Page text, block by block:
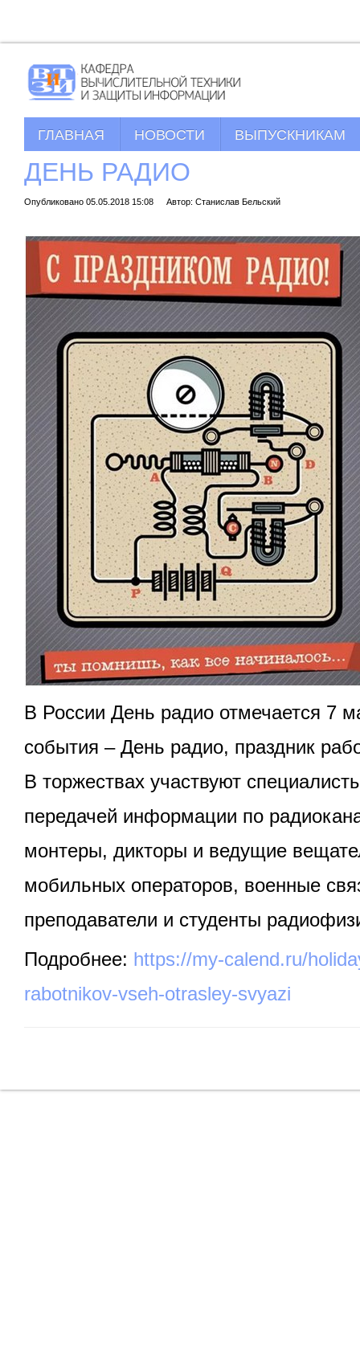
ГЛАВНАЯ НОВОСТИ ВЫПУСКНИКАМ
ДЕНЬ РАДИО
Опубликовано 05.05.2018 15:08 Автор: Станислав Бельский
В России День радио отмечается 7
события – День радио, праздник
В торжествах участвуют
передачей информации по
монтеры, дикторы и ведущие
мобильных операторов, военные
преподаватели и студенты
Подробнее: https://my-calend.ru/
rabotnikov-vseh-otrasley-svyazi